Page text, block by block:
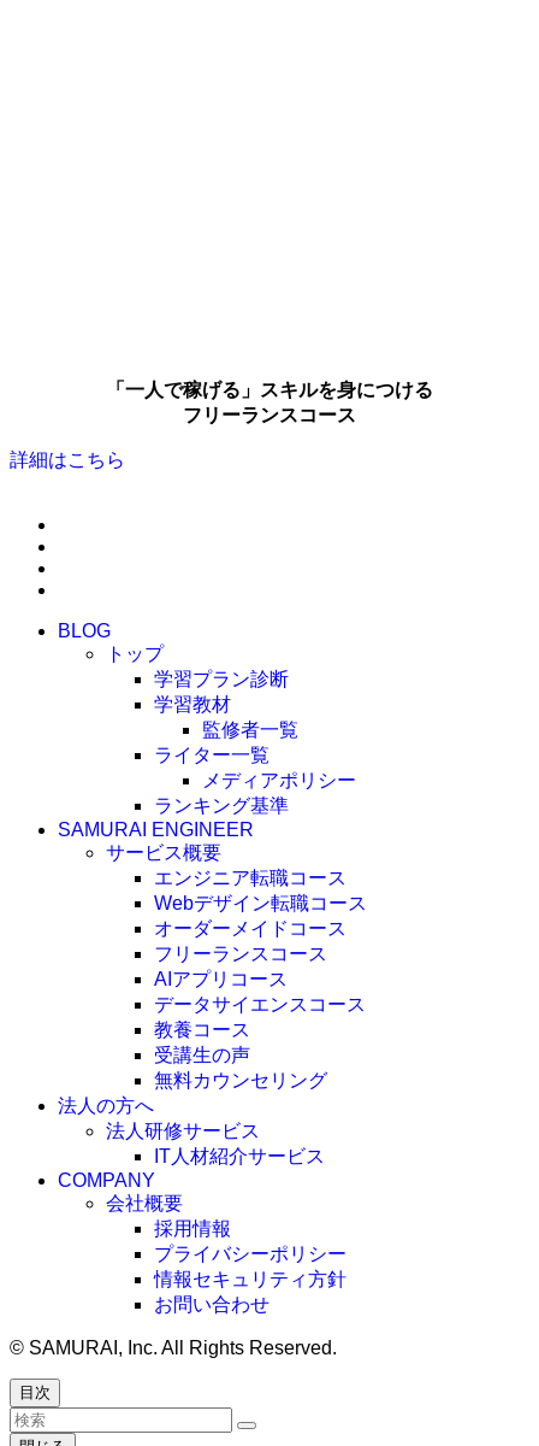
「一人で稼げる」スキルを身につける
フリーランスコース
詳細はこちら
BLOG
トップ
学習プラン診断
学習教材
監修者一覧
ライター一覧
メディアポリシー
ランキング基準
SAMURAI ENGINEER
サービス概要
エンジニア転職コース
Webデザイン転職コース
オーダーメイドコース
フリーランスコース
AIアプリコース
データサイエンスコース
教養コース
受講生の声
無料カウンセリング
法人の方へ
法人研修サービス
IT人材紹介サービス
COMPANY
会社概要
採用情報
プライバシーポリシー
情報セキュリティ方針
お問い合わせ
© SAMURAI, Inc. All Rights Reserved.
目次